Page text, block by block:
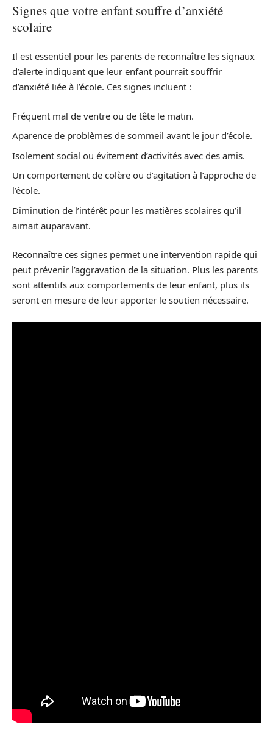
Signes que votre enfant souffre d’anxiété
scolaire
Il est essentiel pour les parents de reconnaître les signaux
d’alerte indiquant que leur enfant pourrait souffrir
d’anxiété liée à l’école. Ces signes incluent :
Fréquent mal de ventre ou de tête le matin.
Aparence de problèmes de sommeil avant le jour d’école.
Isolement social ou évitement d’activités avec des amis.
Un comportement de colère ou d’agitation à l’approche de
l’école.
Diminution de l’intérêt pour les matières scolaires qu’il
aimait auparavant.
Reconnaître ces signes permet une intervention rapide qui
peut prévenir l’aggravation de la situation. Plus les parents
sont attentifs aux comportements de leur enfant, plus ils
seront en mesure de leur apporter le soutien nécessaire.